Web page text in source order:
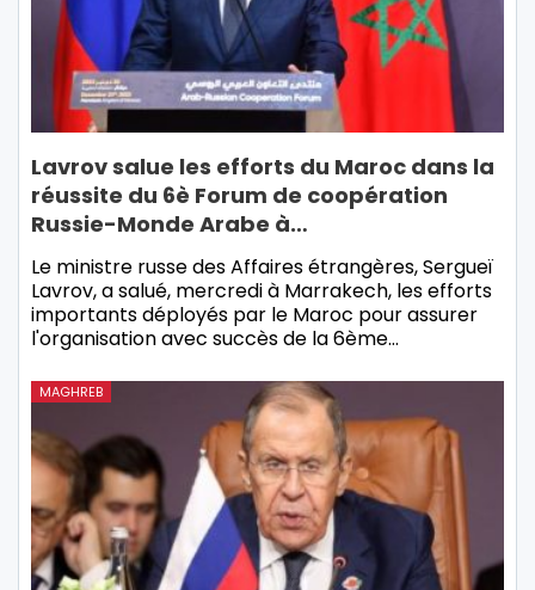
Lavrov salue les efforts du Maroc dans la
réussite du 6è Forum de coopération
Russie-Monde Arabe à…
Le ministre russe des Affaires étrangères, Sergueï
Lavrov, a salué, mercredi à Marrakech, les efforts
importants déployés par le Maroc pour assurer
l'organisation avec succès de la 6ème…
MAGHREB